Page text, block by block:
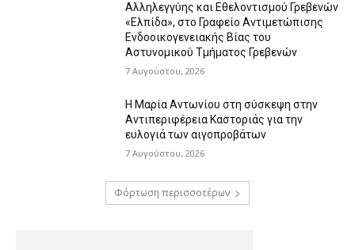
Αλληλεγγύης και Εθελοντισμού Γρεβενών
«Ελπίδα», στο Γραφείο Αντιμετώπισης
Ενδοοικογενειακής Βίας του
Αστυνομικού Τμήματος Γρεβενών
7 Αυγούστου, 2026
Η Μαρία Αντωνίου στη σύσκεψη στην
Αντιπεριφέρεια Καστοριάς για την
ευλογιά των αιγοπροβάτων
7 Αυγούστου, 2026
Φόρτωση περισσοτέρων